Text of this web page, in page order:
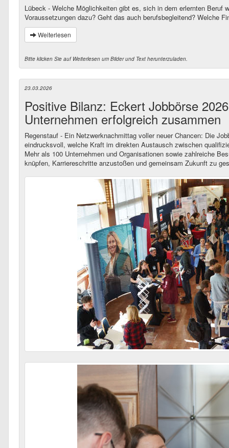
Lübeck - Welche Möglichkeiten gibt es, sich in dem erlernten Beruf
Voraussetzungen dazu? Geht das auch berufsbegleitend? Welche
Weiterlesen
Bitte klicken Sie auf Weiterlesen um Bilder und Text herunterzuladen.
23.03.2026
Positive Bilanz: Eckert Jobbörse
Unternehmen erfolgreich zusammen
Regenstauf - Ein Netzwerknachmittag voller neuer Chancen: Die
eindrucksvoll, welche Kraft im direkten Austausch zwischen
Mehr als 100 Unternehmen und Organisationen sowie zahlreiche
knüpfen, Karriereschritte anzustoßen und gemeinsam Zukunft zu